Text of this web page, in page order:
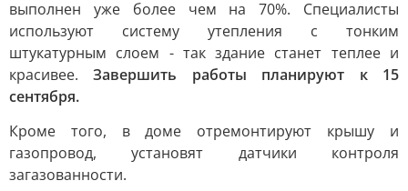
выполнен уже более чем на 70%. Специалисты
используют систему утепления с тонким
штукатурным слоем - так здание станет теплее и
красивее.Завершить работы планируют к 15
сентября.
Кроме того, в доме отремонтируют крышу и
газопровод, установят датчики контроля
загазованности.